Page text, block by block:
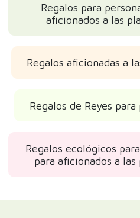
Regalos para
aficionados a las
Regalos aficionadas a
Regalos de Reyes
Regalos ecológicos
para aficionados a